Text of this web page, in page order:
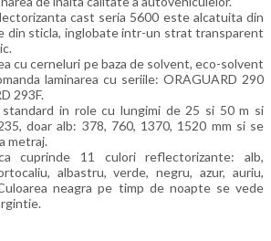
cast seria 5600 este alcatuita din
din sticla, inglobate intr-un strat transparent
cu cerneluri pe baza de solvent, eco-solvent
laminarea cu seriile: ORAGUARD 290
293F.
standard in role cu lungimi de 25 si 50 m si
doar alb: 378, 760, 1370, 1520 mm si se
metraj.
cuprinde 11 culori reflectorizante: alb,
albastru, verde, negru, azur, auriu,
neagra pe timp de noapte se vede